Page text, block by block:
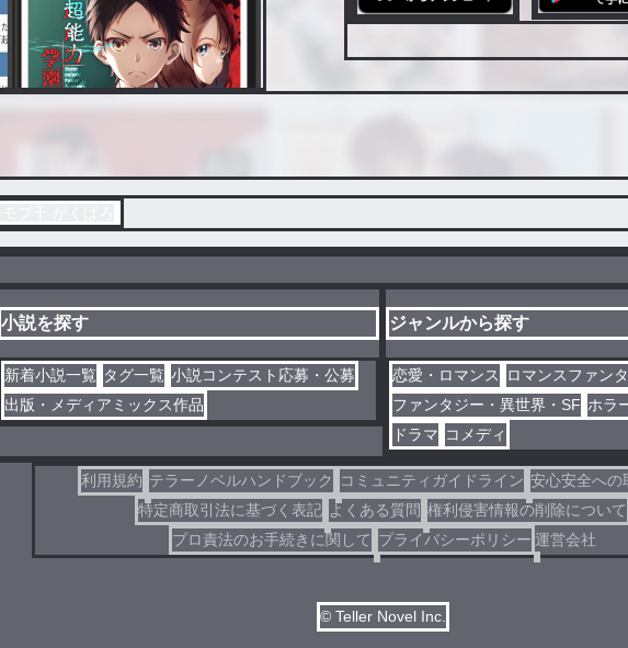
小説を探す
新着小説一覧 タグ一覧 小説コンテスト応募・公募
出版・メディアミックス作品
ジャンルから探す
恋愛・ロマンス
ロマンスファン
ファンタジー・異世界・SF ホラ
ドラマ コメディ
利用規約 テラーノベルハンドブック コミュニティガイドライン 安心安全への
特定商取引法に基づく表記 よくある質問 権利侵害情報の削除について
プロ責法のお手続きに関して プライバシーポリシー 運営会社
© Teller Novel Inc.